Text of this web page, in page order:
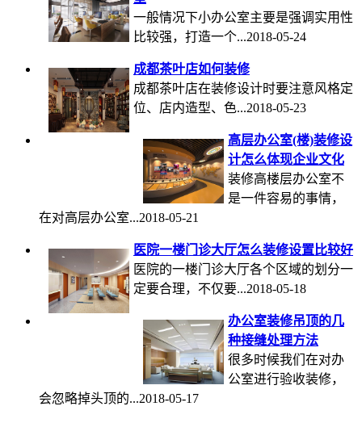
一般情况下小办公室主要是强调实用性
比较强，打造一个...2018-05-24
成都茶叶店如何装修
成都茶叶店在装修设计时要注意风格定
位、店内造型、色...2018-05-23
高层办公室(楼)装修设
计怎么体现企业文化
装修高楼层办公室不
是一件容易的事情，
在对高层办公室...2018-05-21
医院一楼门诊大厅怎么装修设置比较好
医院的一楼门诊大厅各个区域的划分一
定要合理，不仅要...2018-05-18
办公室装修吊顶的几
种接缝处理方法
很多时候我们在对办
公室进行验收装修，
会忽略掉头顶的...2018-05-17